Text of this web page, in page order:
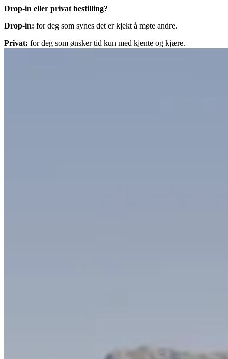
Drop-in eller privat bestilling?
Drop-in: for deg som synes det er kjekt å møte andre.
Privat: for deg som ønsker tid kun med kjente og kjære.